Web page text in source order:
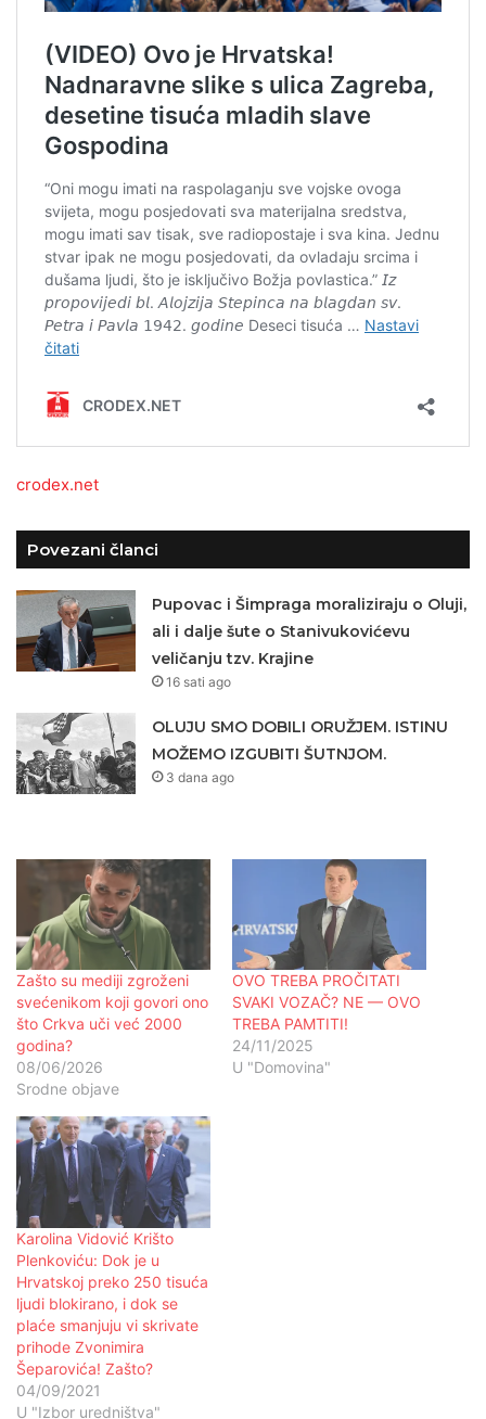
crodex.net
Povezani članci
Pupovac i Šimpraga moraliziraju o Oluji,
ali i dalje šute o Stanivukovićevu
veličanju tzv. Krajine
16 sati ago
OLUJU SMO DOBILI ORUŽJEM. ISTINU
MOŽEMO IZGUBITI ŠUTNJOM.
3 dana ago
Zašto su mediji zgroženi
svećenikom koji govori ono
što Crkva uči već 2000
godina?
08/06/2026
Srodne objave
OVO TREBA PROČITATI
SVAKI VOZAČ? NE — OVO
TREBA PAMTITI!
24/11/2025
U "Domovina"
Karolina Vidović Krišto
Plenkoviću: Dok je u
Hrvatskoj preko 250 tisuća
ljudi blokirano, i dok se
plaće smanjuju vi skrivate
prihode Zvonimira
Šeparovića! Zašto?
04/09/2021
U "Izbor uredništva"